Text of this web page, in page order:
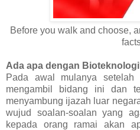
Before you walk and choose,
Ada apa dengan Bioteknologi
Pada awal mulanya setelah
mengambil bidang ini dan
menyambung ijazah luar
wujud soalan-soalan yang
kepada orang ramai akan